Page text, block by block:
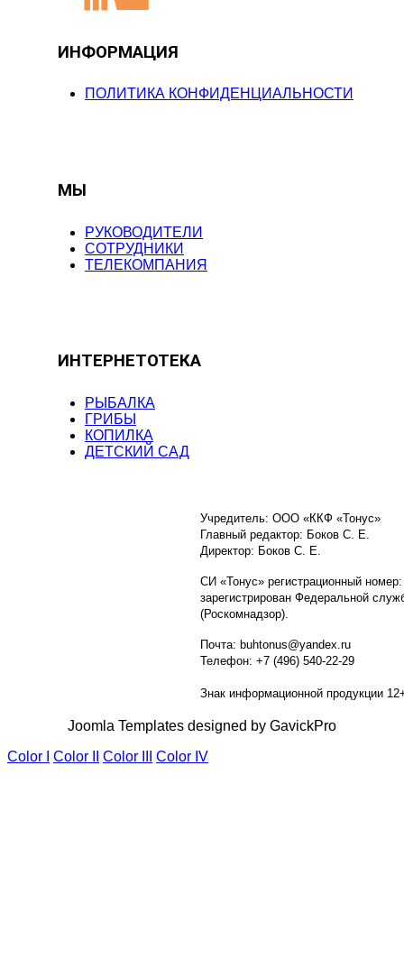
ИНФОРМАЦИЯ
ПОЛИТИКА КОНФИДЕНЦИАЛЬНОСТИ
МЫ
РУКОВОДИТЕЛИ
СОТРУДНИКИ
ТЕЛЕКОМПАНИЯ
ИНТЕРНЕТОТЕКА
РЫБАЛКА
ГРИБЫ
КОПИЛКА
ДЕТСКИЙ САД
Учредитель: ООО «ККФ «Тонус»
Главный редактор: Боков С. Е.
Директор: Боков С. Е.
СИ «Тонус» регистрационный
зарегистрирован Федеральной
(Роскомнадзор).
Почта: buhtonus@yandex.ru
Телефон: +7 (496) 540-22-29
Знак информационной продукции
Joomla Templates designed by GavickPro
Color I
Color II Color III Color IV